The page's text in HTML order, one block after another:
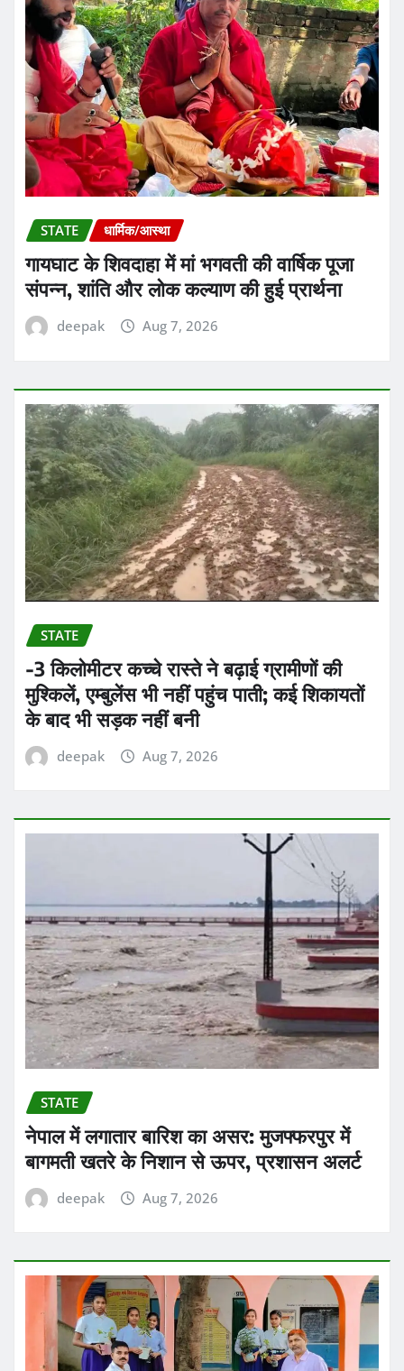
STATE धार्मिक/आस्था
गायघाट के शिवदाहा में मां भगवती की वार्षिक पूजा
संपन्न, शांति और लोक कल्याण की हुई प्रार्थना
deepak Aug 7, 2026
STATE
-3 किलोमीटर कच्चे रास्ते ने बढ़ाई ग्रामीणों की
मुश्किलें, एम्बुलेंस भी नहीं पहुंच पाती; कई शिकायतों
के बाद भी सड़क नहीं बनी
deepak Aug 7, 2026
STATE
नेपाल में लगातार बारिश का असर: मुजफ्फरपुर में
बागमती खतरे के निशान से ऊपर, प्रशासन अलर्ट
deepak Aug 7, 2026